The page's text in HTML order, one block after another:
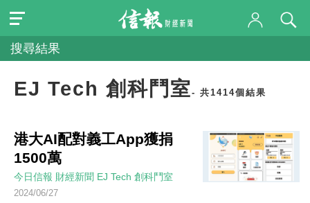
搜尋結果
EJ Tech 創科鬥室- 共1414個結果
港大AI配對義工App獲捐
1500萬
今日信報 財經新聞 EJ Tech 創科鬥室
2024/06/27